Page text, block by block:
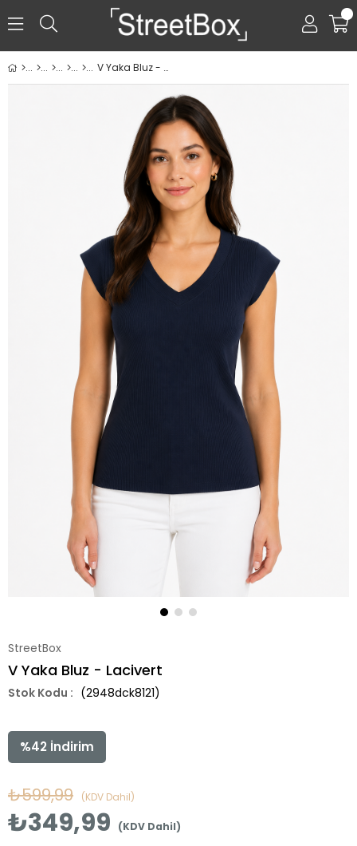
0
V Yaka Bluz - Lacivert
StreetBox
V Yaka Bluz - Lacivert
(2948dck8121)
%42 İndirim
₺599,99 (KDV Dahil)
₺349,99 (KDV Dahil)